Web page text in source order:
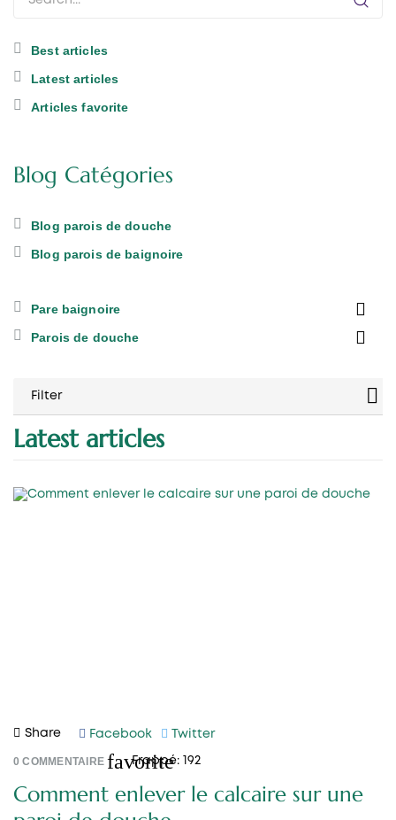
Best articles
Latest articles
Articles favorite
Blog Catégories
Blog parois de douche
Blog parois de baignoire
Pare baignoire 
Parois de douche 
Filter
Latest articles
Share Facebook Twitter
0COMMENTAIRE favorite
Frappé: 192
Comment enlever le calcaire sur une